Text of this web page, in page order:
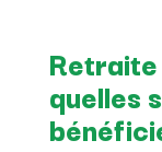
quelles